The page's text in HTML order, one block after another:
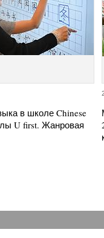
в школе Chinese
U first. Жанровая